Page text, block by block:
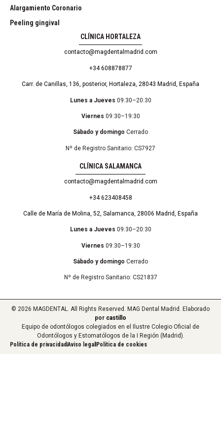
Alargamiento Coronario
Peeling gingival
CLÍNICA HORTALEZA
contacto@magdentalmadrid.com
+34 608878877
Carr. de Canillas, 136, posterior, Hortaleza, 28043 Madrid, España
Lunes a Jueves 09:30–20:30
Viernes 09:30–19:30
Sábado y domingo Cerrado
Nº de Registro Sanitario: CS7927
CLÍNICA SALAMANCA
contacto@magdentalmadrid.com
+34 623408458
Calle de María de Molina, 52, Salamanca, 28006 Madrid, España
Lunes a Jueves 09:30–20:30
Viernes 09:30–19:30
Sábado y domingo Cerrado
Nº de Registro Sanitario: CS21837
Política de privacidad Aviso legal Política de cookies
© 2026 MAGDENTAL. All Rights Reserved. MAG Dental Madrid. Elaborado
por castillo
Equipo de odontólogos colegiados en el Ilustre Colegio Oficial de
Odontólogos y Estomatólogos de la I Región (Madrid).